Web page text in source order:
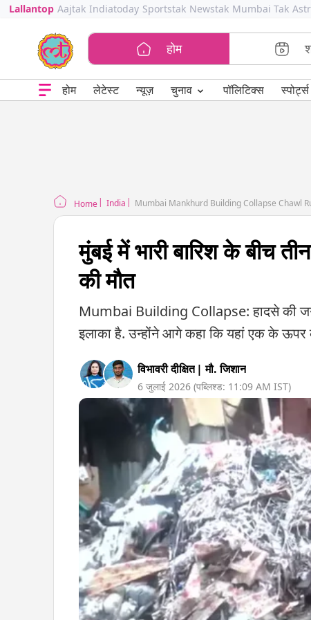
Lallantop Aajtak Indiatoday Sportstak Newstak Mumbai Tak
होम
होम लेटेस्ट न्यूज़ चुनाव ⌄ पॉलिटिक्स स्पोर्ट्स
Home India Mumbai Mankhurd Building Collapse Chawl
मुंबई में भारी बारिश के बीच
की मौत
Mumbai Building Collapse: हादसे की
इलाका है. उन्होंने आगे कहा कि यहां एक के ऊपर
विभावरी दीक्षित | मौ. जिशान
6 जुलाई 2026 (पब्लिश्ड: 11:09 AM IST)